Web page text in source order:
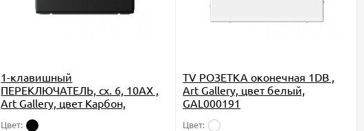
1-клавишный
ПЕРЕКЛЮЧАТЕЛЬ, сх. 6, 10АХ ,
Art Gallery, цвет Карбон,
GAL001061
Цвет:
TV РОЗЕТКА оконечная 1DB ,
Art Gallery, цвет белый,
GAL000191
Цвет: